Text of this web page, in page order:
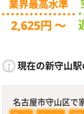
現在の新守山
名古屋市守山区で